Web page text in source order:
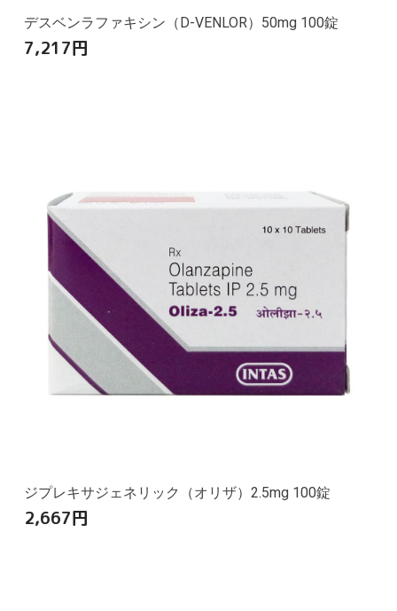
デスベンラファキシン（D-VENLOR）50mg 100錠
7,217円
ジプレキサジェネリック（オリザ）2.5mg 100錠
2,667円